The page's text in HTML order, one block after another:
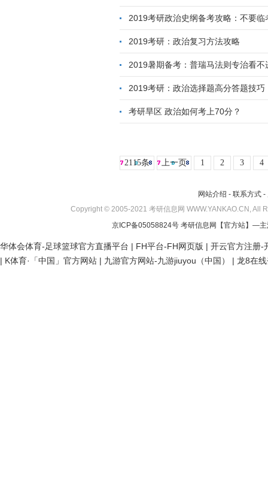
2019考研政治史纲备考攻略：不要临
2019考研：政治复习方法攻略
2019暑期备考：普瑞马法则专治看不
2019考研：政治选择题高分答题技巧
考研旱区 政治如何考上70分？
2115条 上一页 1 2 3 4
网站介绍 - 联系方式 -
Copyright © 2005-2021 考研信息网 WWW.YANKAO.CN,
京ICP备05058824号 考研信息网 【官方站】—
华体会体育-足球篮球官方直播平台 | FH平台-FH网页版 | 开云官方注册-
| K体育·「中国」官方网站 | 九游官方网站-九游jiuyou（中国） | 龙8在